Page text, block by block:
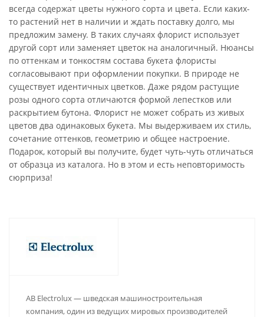
всегда содержат цветы нужного сорта и цвета. Если каких-
то растений нет в наличии и ждать поставку долго, мы
предложим замену. В таких случаях флорист использует
другой сорт или заменяет цветок на аналогичный. Нюансы
по оттенкам и тонкостям состава букета флористы
согласовывают при оформлении покупки. В природе не
существует идентичных цветков. Даже рядом растущие
розы одного сорта отличаются формой лепестков или
раскрытием бутона. Флорист не может собрать из живых
цветов два одинаковых букета. Мы выдерживаем их стиль,
сочетание оттенков, геометрию и общее настроение.
Подарок, который вы получите, будет чуть-чуть отличаться
от образца из каталога. Но в этом и есть неповторимость
сюрприза!
AB Electrolux — шведская машиностроительная
компания, один из ведущих мировых производителей